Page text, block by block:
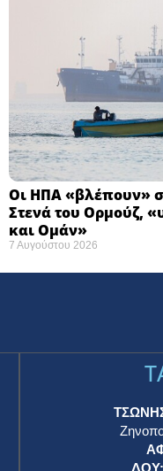
Οι ΗΠΑ «βλέπουν»
Στενά του Ορμούζ,
και Ομάν»
7 Αυγούστου 2026